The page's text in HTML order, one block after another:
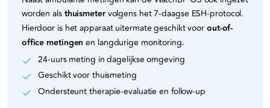
worden alsthuismetervolgens het 7-daagse ESH-protocol.
Hierdoor is het apparaat uitermate geschikt voorout-of-
office metingen en langdurige monitoring.
24-uurs meting in dagelijkse omgeving
Geschikt voor thuismeting
Ondersteunt therapie-evaluatie en follow-up